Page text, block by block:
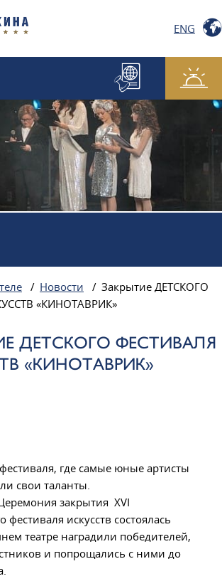
ENG
/ Новости / Закрытие ДЕТСКОГО
«КИНОТАВРИК»
ДЕТСКОГО ФЕСТИВАЛЯ
«КИНОТАВРИК»
где самые юные артисты
свои таланты.
закрытия XVI
искусств состоялась
театре наградили победителей,
и попрощались с ними до